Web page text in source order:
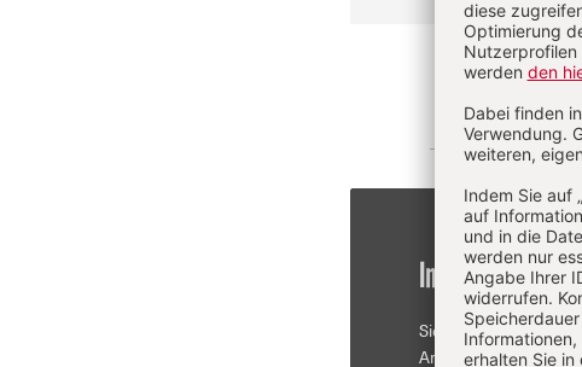
Im Einzelkauf
Sie erhalten diesen
Artikel als PDF-Datei.